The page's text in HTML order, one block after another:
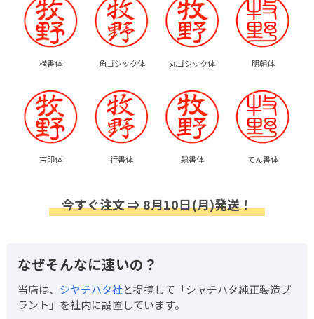
楷書体 角ゴシック体 丸ゴシック体 明朝体
古印体 行書体 隷書体 てん書体
今すぐ注文 ⇒ 8月10日(月)発送！
なぜそんなに速いの？
当店は、 シヤチハタ社と提携して「シャチハタ純正製造プ
ラント」を社内に設置しています。